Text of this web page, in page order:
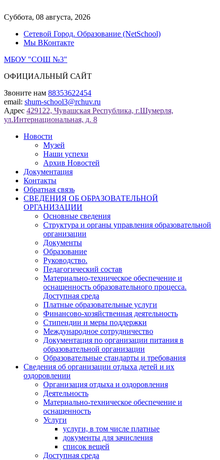
к
Суббота, 08 августа, 2026
Сетевой Город. Образование (NetSchool)
Мы ВКонтакте
МБОУ "СОШ №3"
ОФИЦИАЛЬНЫЙ САЙТ
Звоните нам 88353622454
email: shum-school3@rchuv.ru
Адрес 429122, Чувашская Республика, г.Шумерля,
ул.Интернациональная, д. 8
Новости
Музей
Наши успехи
Архив Новостей
Документация
Контакты
Обратная связь
СВЕДЕНИЯ ОБ ОБРАЗОВАТЕЛЬНОЙ
ОРГАНИЗАЦИИ
Основные сведения
Структура и органы управления образовательной
организации
Документы
Образование
Руководство.
Педагогический состав
Материально-техническое обеспечение и
оснащенность образовательного процесса.
Доступная среда
Платные образовательные услуги
Финансово-хозяйственная деятельность
Стипендии и меры поддержки
Международное сотрудничество
Документация по организации питания в
образовательной организации
Образовательные стандарты и требования
Сведения об организации отдыха детей и их
оздоровлении
Организация отдыха и оздоровления
Деятельность
Материально-техническое обеспечение и
оснащенность
Услуги
услуги, в том числе платные
документы для зачисления
список вещей
Доступная среда